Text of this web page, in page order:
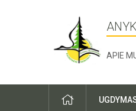
APIE